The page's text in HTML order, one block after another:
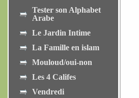
Tester son Alphabet
Arabe
Le Jardin Intime
La Famille en islam
Mouloud/oui-non
Les 4 Califes
Vendredi